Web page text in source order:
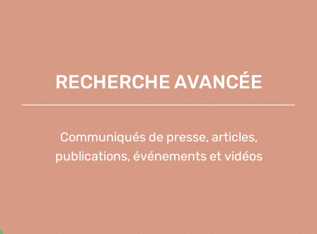
RECHERCHE AVANCÉE
Communiqués de presse, articles,
publications, événements et vidéos